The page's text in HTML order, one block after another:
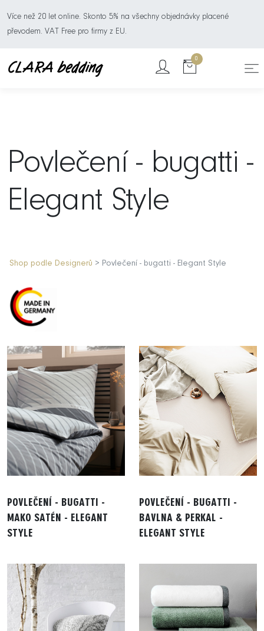
Více než 20 let online. Skonto 5% na všechny objednávky placené
převodem. VAT Free pro firmy z EU.
0
Povlečení - bugatti -
Elegant Style
Shop podle Designerů > Povlečení - bugatti - Elegant Style
POVLEČENÍ - BUGATTI -
MAKO SATÉN - ELEGANT
STYLE
POVLEČENÍ - BUGATTI -
BAVLNA & PERKAL -
ELEGANT STYLE